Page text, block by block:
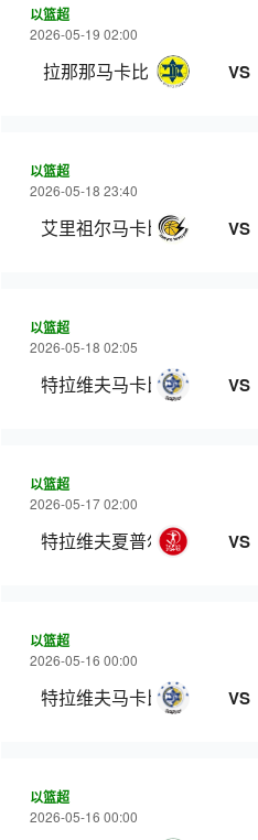
以篮超
2026-05-19 02:00
拉那那马卡比 VS
以篮超
2026-05-18 23:40
艾里祖尔马卡比 VS
以篮超
2026-05-18 02:05
特拉维夫马卡比 VS
以篮超
2026-05-17 02:00
特拉维夫夏普尔 VS
以篮超
2026-05-16 00:00
特拉维夫马卡比 VS
以篮超
2026-05-16 00:00